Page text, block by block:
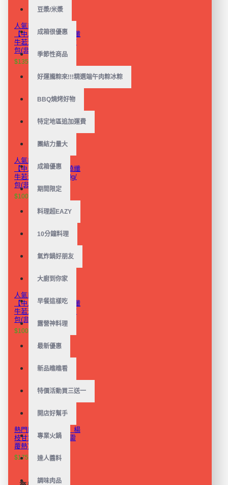
豆漿/米漿
成箱很優惠
季節性商品
好運攏粽來!!!精選端午肉粽冰粽
BBQ燒烤好物
特定地區追加運費
團結力量大
成箱優惠
期間限定
料理超EAZY
10分鐘料理
氣炸鍋好朋友
大廚到你家
早餐這樣吃
露營神料理
最新優惠
新品瞧瞧看
特價活動買三送一
開店好幫手
專業火鍋
達人醬料
調味肉品
人氣商品植物蛋白!
【中二廚】蔬饗紅燒纖
牛若湯（全素）440g/
包(非盒裝)
$135
人氣商品植物蛋白!
【中二廚】野蔬茄燒纖
牛若湯（全素）440g/
包(非盒裝)
$100
人氣商品植物蛋白!
【中二廚】甘醇藥膳纖
牛若湯（全素）440g/
包(非盒裝)
$100
熱門團購【中二廚】楊
枝甘露芒果造型包(需
覆熱) 10顆/盒
$175 $299